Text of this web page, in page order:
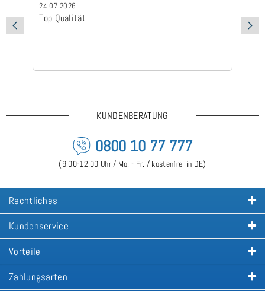
24.07.2026
Top Qualität
KUNDENBERATUNG
0800 10 77 777
(9:00-12:00 Uhr / Mo. - Fr. / kostenfrei in DE)
Rechtliches
Kundenservice
Vorteile
Zahlungsarten